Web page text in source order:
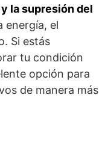
la supresión del
energía, el
Si estás
tu condición
opción para
de manera más